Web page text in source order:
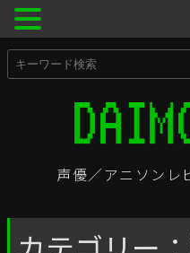
声優／アニソンレ